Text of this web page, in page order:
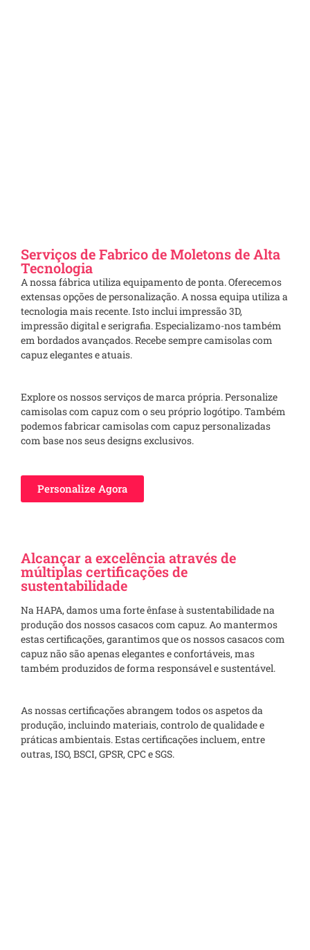
Serviços de Fabrico de Moletons de Alta
Tecnologia
A nossa fábrica utiliza equipamento de ponta. Oferecemos
extensas opções de personalização. A nossa equipa utiliza a
tecnologia mais recente. Isto inclui impressão 3D,
impressão digital e serigrafia. Especializamo-nos também
em bordados avançados. Recebe sempre camisolas com
capuz elegantes e atuais.
Explore os nossos serviços de marca própria. Personalize
camisolas com capuz com o seu próprio logótipo. Também
podemos fabricar camisolas com capuz personalizadas
com base nos seus designs exclusivos.
Personalize Agora
Alcançar a excelência através de
múltiplas certificações de
sustentabilidade
Na HAPA, damos uma forte ênfase à sustentabilidade na
produção dos nossos casacos com capuz. Ao mantermos
estas certificações, garantimos que os nossos casacos com
capuz não são apenas elegantes e confortáveis, mas
também produzidos de forma responsável e sustentável.
As nossas certificações abrangem todos os aspetos da
produção, incluindo materiais, controlo de qualidade e
práticas ambientais. Estas certificações incluem, entre
outras, ISO, BSCI, GPSR, CPC e SGS.